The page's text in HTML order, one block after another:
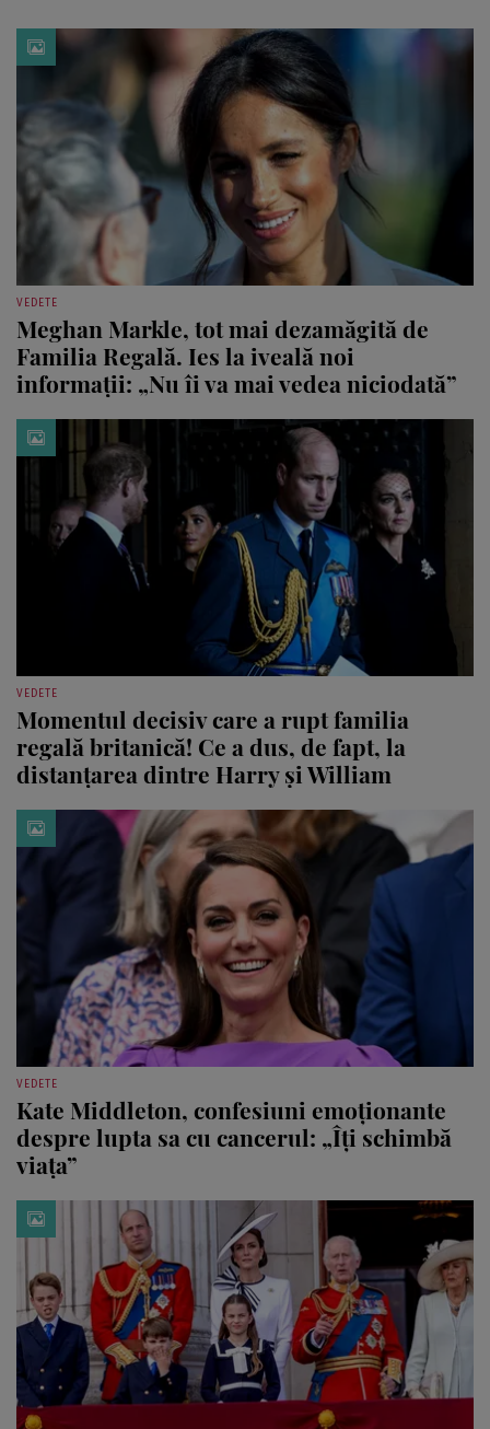
VEDETE
Meghan Markle, tot mai dezamăgită de
Familia Regală. Ies la iveală noi
informații: „Nu îi va mai vedea niciodată”
VEDETE
Momentul decisiv care a rupt familia
regală britanică! Ce a dus, de fapt, la
distanțarea dintre Harry și William
VEDETE
Kate Middleton, confesiuni emoționante
despre lupta sa cu cancerul: „Îți schimbă
viața”